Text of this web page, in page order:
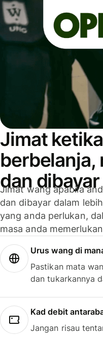
Jimat
berbelanja,
dan dibayar
Jimat wang apabila
dan dibayar dalam
yang anda perlukan,
masa anda
Urus wang di
Pastikan mata
dan tukarkannya
Kad debit
Jangan risau